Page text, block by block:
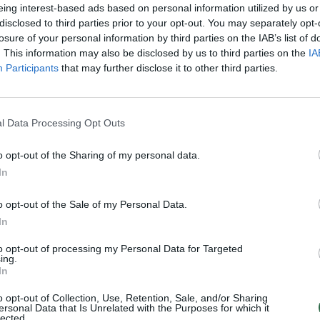
interest-based ads based on personal information utilized by us
to third parties prior to your opt-out. You may separately
of your personal information by third parties on the IAB’s list of
This information may also be disclosed by us to third parties on the
Participants that may further disclose it to other third parties.
Data Processing Opt Outs
opt-out of the Sharing of my personal data.
opt-out of the Sale of my Personal Data.
opt-out of processing my Personal Data for Targeted
opt-out of Collection, Use, Retention, Sale, and/or Sharing
Data that Is Unrelated with the Purposes for which it
Pasaulis Žinios Pasaulis
virėją gauja
Pareigūnai žaibiškai sulaikė
pagrobęs
indas nutraukė tylą
diena
Laiminga istorija: šuo pas
Žinios
ištvėrę jūrininkai grįžo
diena
Piratų pagrobti jūrininkai
Žinios | Svarbi žinia